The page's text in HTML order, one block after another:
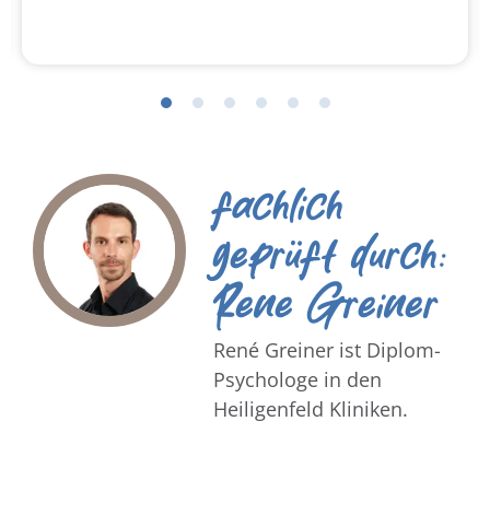
fachlich
geprüft durch:
Rene Greiner
René Greiner ist Diplom-
Psychologe in den
Heiligenfeld Kliniken.